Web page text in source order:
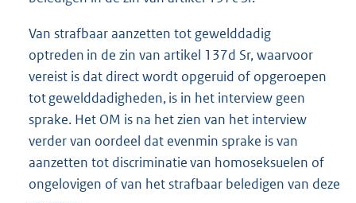
Van strafbaar aanzetten tot gewelddadig
optreden in de zin van artikel 137d Sr, waarvoor
vereist is dat direct wordt opgeruid of opgeroepen
tot gewelddadigheden, is in het interview geen
sprake. Het OM is na het zien van het interview
verder van oordeel dat evenmin sprake is van
aanzetten tot discriminatie van homoseksuelen of
ongelovigen of van het strafbaar beledigen van deze